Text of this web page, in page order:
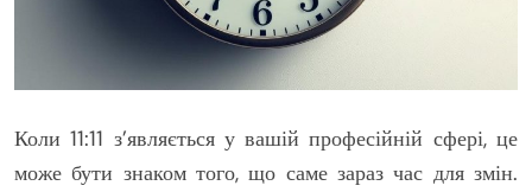
Коли 11:11 з’являється у вашій професійній сфері, це
може бути знаком того, що саме зараз час для змін.